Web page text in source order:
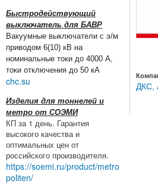
Быстродействующий
выключатель для БАВР
Вакуумные выключатели с э/м
приводом 6(10) кВ на
номинальные токи до 4000 А,
токи отключения до 50 кА
chc.su
Изделия для тоннелей и
метро от СОЭМИ
КП за 1 день. Гарантия
высокого качества и
оптимальных цен от
российского производителя.
https://soemi.ru/product/metro
politen/
ДКС,